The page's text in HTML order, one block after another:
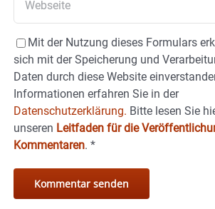
Mit der Nutzung dieses Formulars
sich mit der Speicherung und
Daten durch diese Website
Informationen erfahren Sie in der
Datenschutzerklärung. Bitte lesen Sie
unseren Leitfaden für die
Kommentaren. *